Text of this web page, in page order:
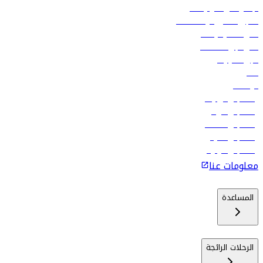
الإعلان على متن رحلاتنا
تسجيل الدخول لوكلاء السفر
أدنى أسعار الرحلات
فلاي دبي للعطلات
تأجير السيارات
فنادق
الوظائف
رحلات إلى تبيليسي
رحلات إلى الرياض
رحلات إلى مسقط
رحلات إلى ماليه
رحلات إلى كولومبو
معلومات عنا
المساعدة
الرحلات الرائجة